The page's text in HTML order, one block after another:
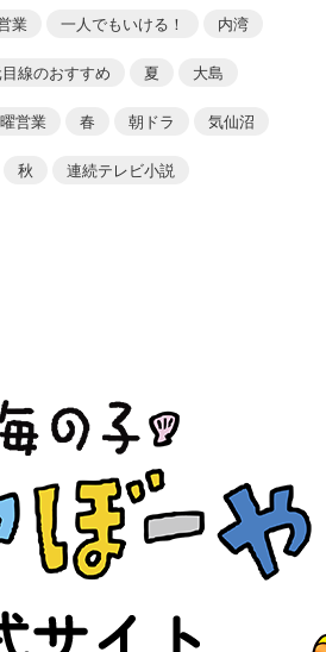
業 一人でもいける！ 内湾
線のおすすめ 夏 大島
営業 春 朝ドラ 気仙沼
秋 連続テレビ小説